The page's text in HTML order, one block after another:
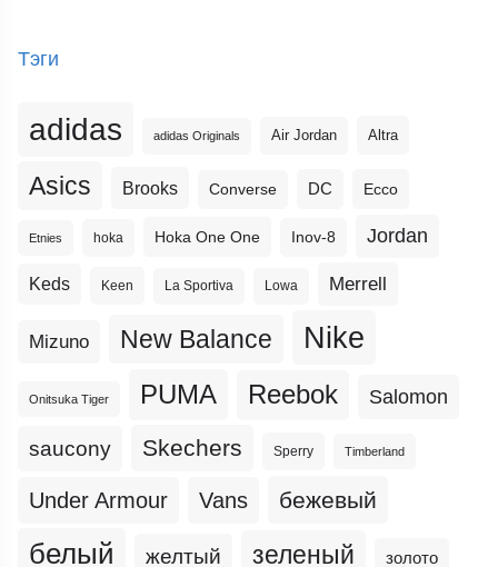
Тэги
adidas adidas Originals Air Jordan Altra
Asics Brooks Converse DC Ecco
Etnies hoka Hoka One One Inov-8 Jordan
Keds Keen La Sportiva Lowa Merrell
Mizuno New Balance Nike
Onitsuka Tiger PUMA Reebok Salomon
saucony Skechers Sperry Timberland
Under Armour Vans бежевый
белый желтый зеленый золото